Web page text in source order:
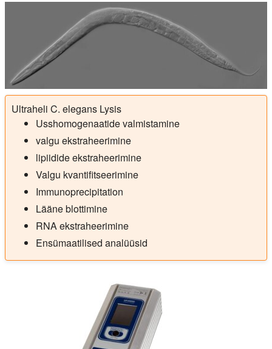
Ultraheli C. elegans Lysis
Usshomogenaatide valmistamine
valgu ekstraheerimine
lipiidide ekstraheerimine
Valgu kvantifitseerimine
Immunoprecipitation
Lääne blottimine
RNA ekstraheerimine
Ensümaatilised analüüsid